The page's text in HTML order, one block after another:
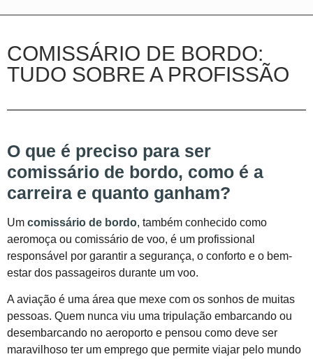
COMISSÁRIO DE BORDO:
TUDO SOBRE A PROFISSÃO
O que é preciso para ser
comissário de bordo, como é a
carreira e quanto ganham?
Um comissário de bordo, também conhecido como
aeromoça ou comissário de voo, é um profissional
responsável por garantir a segurança, o conforto e o bem-
estar dos passageiros durante um voo.
A aviação é uma área que mexe com os sonhos de muitas
pessoas. Quem nunca viu uma tripulação embarcando ou
desembarcando no aeroporto e pensou como deve ser
maravilhoso ter um emprego que permite viajar pelo mundo